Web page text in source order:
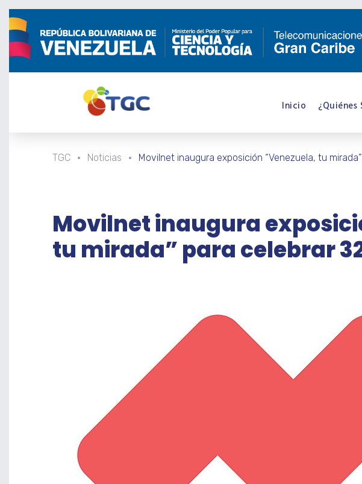
Inicio ¿Quiénes
TGC Noticias Movilnet inaugura exposición “Venezuela, tu
Movilnet inaugura
tu mirada” para celebrar